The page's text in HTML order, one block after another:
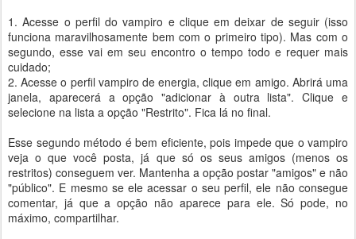
1. Acesse o perfil do vampiro e clique em deixar de seguir (isso
funciona maravilhosamente bem com o primeiro tipo). Mas com o
segundo, esse vai em seu encontro o tempo todo e requer mais
cuidado;
2. Acesse o perfil vampiro de energia, clique em amigo. Abrirá uma
janela, aparecerá a opção "adicionar à outra lista". Clique e
selecione na lista a opção "Restrito". Fica lá no final.
Esse segundo método é bem eficiente, pois impede que o vampiro
veja o que você posta, já que só os seus amigos (menos os
restritos) conseguem ver. Mantenha a opção postar "amigos" e não
"público". E mesmo se ele acessar o seu perfil, ele não consegue
comentar, já que a opção não aparece para ele. Só pode, no
máximo, compartilhar.